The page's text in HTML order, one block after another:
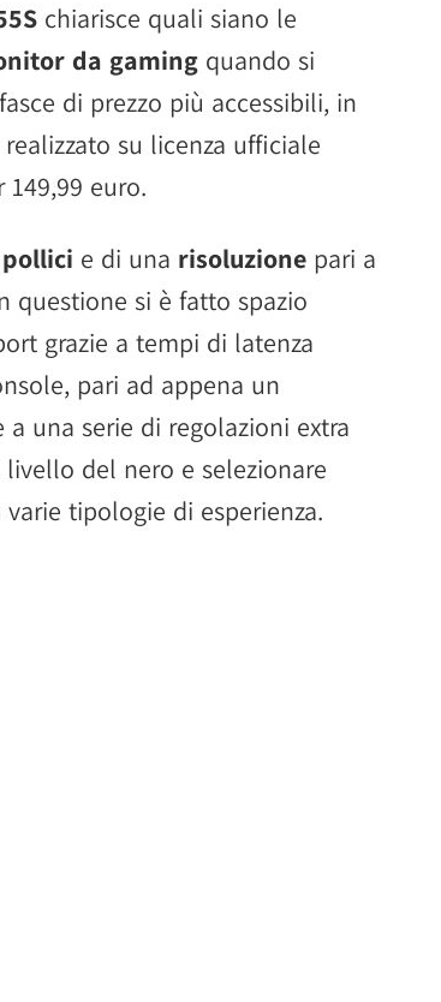
chiarisce quali siano le
da gaming quando si
di prezzo più accessibili, in
su licenza ufficiale
euro.
e di una risoluzione pari a
questione si è fatto spazio
grazie a tempi di latenza
pari ad appena un
una serie di regolazioni extra
del nero e selezionare
tipologie di esperienza.